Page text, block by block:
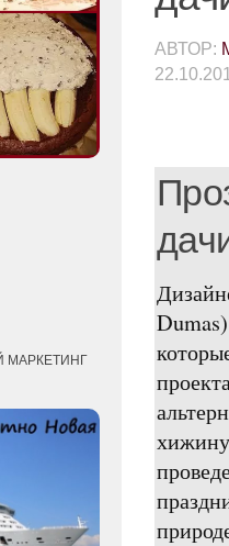
АВТОР:
МАРКЕТИНГ